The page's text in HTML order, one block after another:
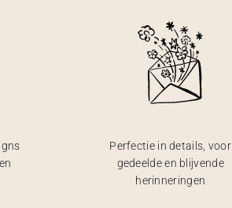
Perfectie in details, voor
gedeelde en blijvende
herinneringen